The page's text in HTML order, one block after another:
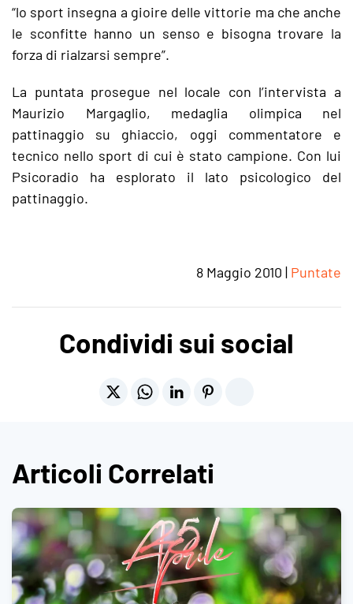
“lo sport insegna a gioire delle vittorie ma che anche
le sconfitte hanno un senso e bisogna trovare la
forza di rialzarsi sempre”.
La puntata prosegue nel locale con l’intervista a
Maurizio Margaglio, medaglia olimpica nel
pattinaggio su ghiaccio, oggi commentatore e
tecnico nello sport di cui è stato campione. Con lui
Psicoradio ha esplorato il lato psicologico del
pattinaggio.
8 Maggio 2010 | Puntate
Condividi sui social
Articoli Correlati